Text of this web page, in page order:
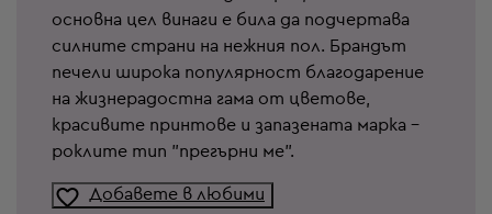
основна цел винаги е била да подчертава
силните страни на нежния пол. Брандът
печели широка популярност благодарение
на жизнерадостна гама от цветове,
красивите принтове и запазената марка -
роклите тип "прегърни ме".
Добавете в любими